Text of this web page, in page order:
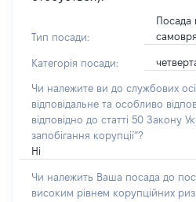
Тип посади:
Посада
Категорія посади:
Чи належите ви до службових
відповідальне та особливо
відповідно до статті 50 Закону
запобігання корупції”?
Ні
Чи належить Ваша посада до
високим рівнем корупційних